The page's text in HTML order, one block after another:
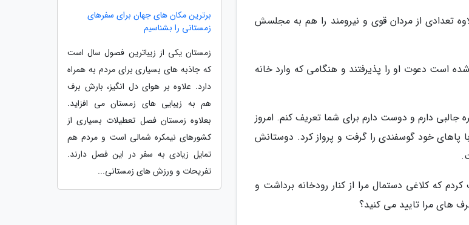
تعدادی از مردان قوی و نیرومند را هم به مجلسش
دعوت او را پذیرفتند و هنگامی که وارد خانه
دارم و دوست دارم برای شما تعریف کنم. امروز
با پاهای خود گوسفندی را گرفت و پرواز کرد. دوستانش
که کلاغی دستمال مرا از کنار رودخانه برداشت و
های مرا تایید می کنید؟
برترین مکان های جهان برای سفرهای
زمستانی را بشناسیم
زمستان یکی از زیباترین فصول سال است
که جاذبه های بسیاری برای مردم به همراه
دارد. علاوه بر هوای دل انگیز، بارش برف
هم به زیبایی های زمستان می افزاید.
بعلاوه زمستان فصل تعطیلات بسیاری از
کشورهای نیمکره شمالی است و مردم هم
تمایل زیادی به سفر در این فصل دارند.
تفریحات و ورزش های زمستانی...